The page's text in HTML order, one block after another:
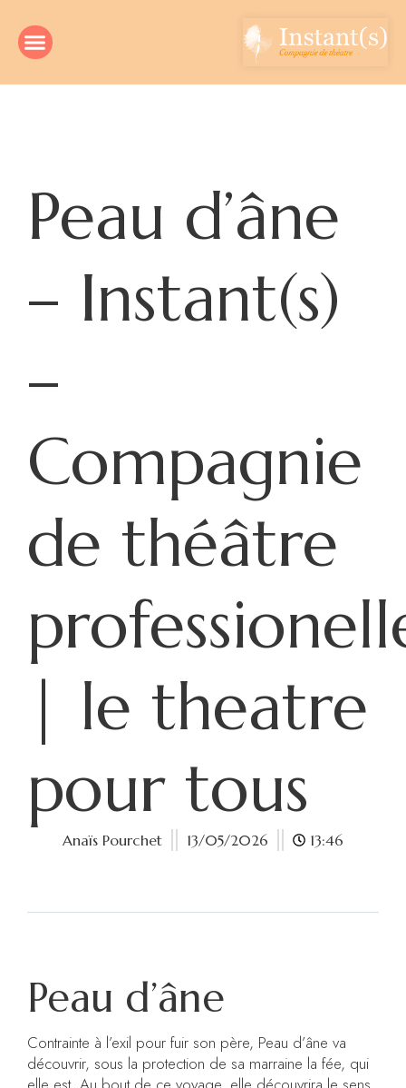
Peau d’âne
– Instant(s)
–
Compagnie
de théâtre
| le theatre
pour tous
Anaïs Pourchet 13/05/2026 13:46
Peau d’âne
Contrainte à l’exil pour fuir son père, Peau d’âne va
découvrir, sous la protection de sa marraine la fée, qui